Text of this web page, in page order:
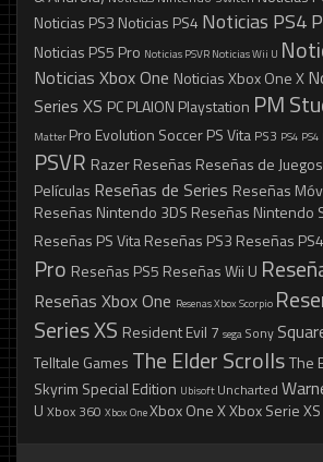
Noticias PS3 Noticias PS4 Noticias PS4
Noticias PS5 Pro Noticias PSVR Noticias Wii U
Noticias Xbox One Noticias Xbox One X
Series XS PCPLAION Playstation PM
Matter Pro Evolution SoccerPS Vita PS3 PS4
PSVR RazerReseñas Reseñas de Juegos
Películas Reseñas de Series Reseñas
Reseñas Nintendo 3DS Reseñas Nintendo
Reseñas PS VitaReseñas PS3 Reseñas PS4
Pro Reseñas PS5 Reseñas Wii U
Reseñas Xbox One Resenas Xbox Scorpio
Series XS Resident Evil 7 sega Sony
Telltale Games The Elder ScrollsThe
Skyrim Special Edition Ubisoft Uncharted
U Xbox 360 Xbox OneXbox One XXbox Serie XS